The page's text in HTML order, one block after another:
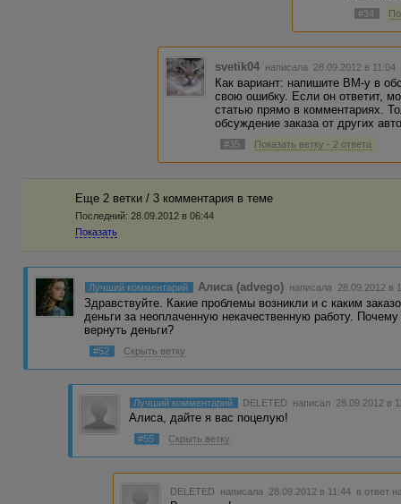
#34
svetik04 написала 28.09.2012 в 11:04
Как вариант: напишите ВМ-у в
свою ошибку. Если он ответит,
статью прямо в комментариях.
обсуждение заказа от других
#35 Показать ветку - 2 ответа
Еще 2 ветки / 3 комментария в темe
Последний: 28.09.2012 в 06:44
Показать
Лучший комментарий Алиса (advego) написала 28.09.2012 в
Здравствуйте. Какие проблемы возникли и с каким
деньги за неоплаченную некачественную работу.
вернуть деньги?
#52 Скрыть ветку
Лучший комментарий DELETED написал 28.09.2012 в
Алиса, дайте я вас поцелую!
#55 Скрыть ветку
DELETED написала 28.09.2012 в 11:44 в ответ